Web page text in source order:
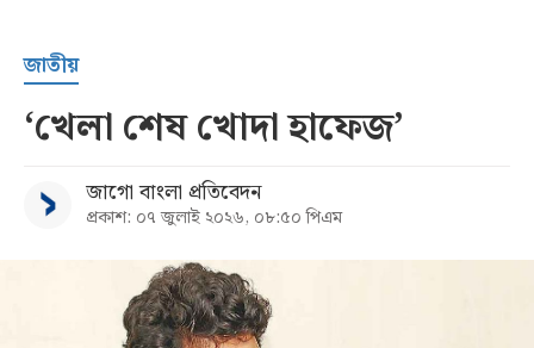
সর্বশেষ
সব
জাতীয়
‘খেলা শেষ খোদা হাফেজ’
জাগো বাংলা প্রতিবেদন
প্রকাশ: ০৭ জুলাই ২০২৬, ০৮:৫০ পিএম